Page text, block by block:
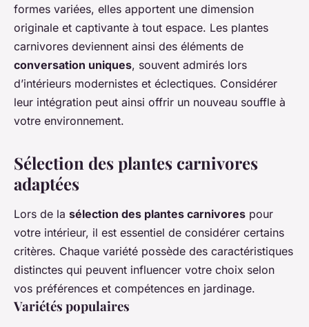
formes variées, elles apportent une dimension
originale et captivante à tout espace. Les plantes
carnivores deviennent ainsi des éléments de
conversation uniques, souvent admirés lors
d’intérieurs modernistes et éclectiques. Considérer
leur intégration peut ainsi offrir un nouveau souffle à
votre environnement.
Sélection des plantes carnivores
adaptées
Lors de la sélection des plantes carnivores pour
votre intérieur, il est essentiel de considérer certains
critères. Chaque variété possède des caractéristiques
distinctes qui peuvent influencer votre choix selon
vos préférences et compétences en jardinage.
Variétés populaires